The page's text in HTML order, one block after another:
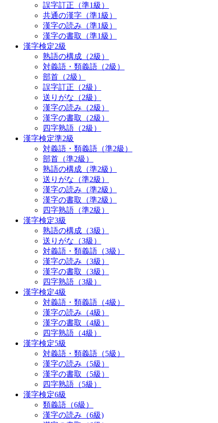
誤字訂正（準1級）
共通の漢字（準1級）
漢字の読み（準1級）
漢字の書取（準1級）
漢字検定2級
熟語の構成（2級）
対義語・類義語（2級）
部首（2級）
誤字訂正（2級）
送りがな（2級）
漢字の読み（2級）
漢字の書取（2級）
四字熟語（2級）
漢字検定準2級
対義語・類義語（準2級）
部首（準2級）
熟語の構成（準2級）
送りがな（準2級）
漢字の読み（準2級）
漢字の書取（準2級）
四字熟語（準2級）
漢字検定3級
熟語の構成（3級）
送りがな（3級）
対義語・類義語（3級）
漢字の読み（3級）
漢字の書取（3級）
四字熟語（3級）
漢字検定4級
対義語・類義語（4級）
漢字の読み（4級）
漢字の書取（4級）
四字熟語（4級）
漢字検定5級
対義語・類義語（5級）
漢字の読み（5級）
漢字の書取（5級）
四字熟語（5級）
漢字検定6級
類義語（6級）
漢字の読み（6級)